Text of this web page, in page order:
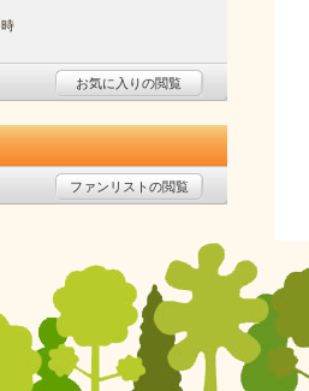
お気に入りの閲覧
ファンリストの閲覧